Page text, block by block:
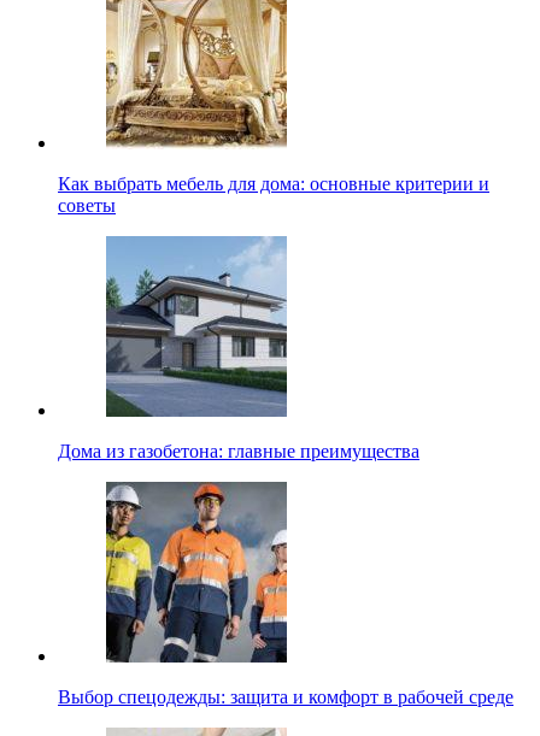
Как выбрать мебель для дома: основные критерии и
советы
Дома из газобетона: главные преимущества
Выбор спецодежды: защита и комфорт в рабочей среде